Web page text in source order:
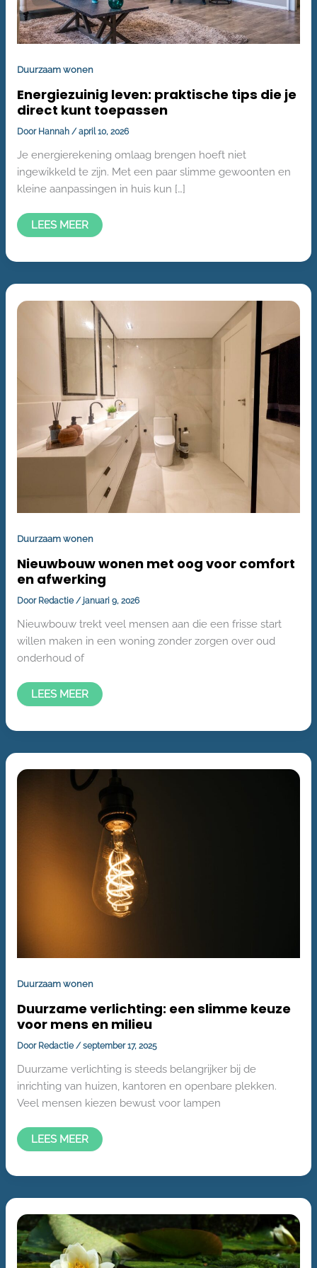
Duurzaam wonen
Energiezuinig leven: praktische tips die je
direct kunt toepassen
Door Hannah / april 10, 2026
Je energierekening omlaag brengen hoeft niet
ingewikkeld te zijn. Met een paar slimme gewoonten en
kleine aanpassingen in huis kun […]
LEES MEER
Duurzaam wonen
Nieuwbouw wonen met oog voor comfort
en afwerking
Door Redactie/ januari 9, 2026
Nieuwbouw trekt veel mensen aan die een frisse start
willen maken in een woning zonder zorgen over oud
onderhoud of
NIEUWBOUW
VOOR
COMFORT
AFWERKING
LEES MEER
Duurzaam wonen
Duurzame verlichting: een slimme keuze
voor mens en milieu
Door Redactie/september 17, 2025
Duurzame verlichting is steeds belangrijker bij de
inrichting van huizen, kantoren en openbare plekken.
Veel mensen kiezen bewust voor lampen
DUURZAME
VERLICHTING:
LEES MEER
ENERGIEZUINIGE
VIJVERPOMP
KIEZEN
EN
GEBRUIKEN